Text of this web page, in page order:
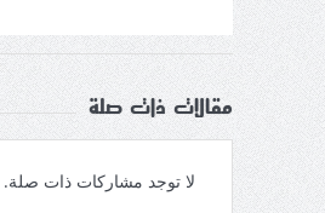
مقالات ذات صلة
لا توجد مشاركات ذات صلة.